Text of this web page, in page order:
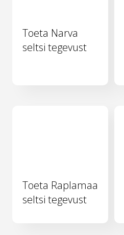
Toeta Narva
seltsi tegevust
Toeta Raplamaa
seltsi tegevust